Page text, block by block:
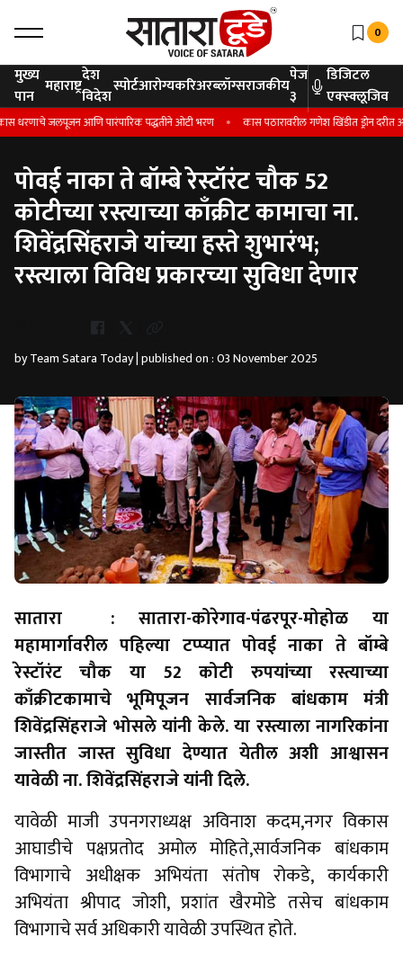
0
मुख्य
पान महाराष्ट्रदेश
विदेशस्पोर्टआरोग्यकरिअरब्लॉग्सराजकीयपेज
३
डिजिटल
एक्स्क्लूजिव
जलपूजन आणि पारंपारिक पद्धतीने ओटी भरण कास पठारावरील गणेश खिंडीत ड्रोन दरीत
पोवई नाका ते बॉम्बे रेस्टॉरंट चौक 52
कोटीच्या रस्त्याच्या काँक्रीट कामाचा ना.
शिवेंद्रसिंहराजे यांच्या हस्ते शुभारंभ;
रस्त्याला विविध प्रकारच्या सुविधा देणार
by Team Satara Today | published on : 03 November 2025
सातारा : सातारा-कोरेगाव-पंढरपूर-मोहोळ या
महामार्गावरील पहिल्या टप्प्यात पोवई नाका ते बॉम्बे
रेस्टॉरंट चौक या 52 कोटी रुपयांच्या रस्त्याच्या
काँक्रीटकामाचे भूमिपूजन सार्वजनिक बांधकाम मंत्री
शिवेंद्रसिंहराजे भोसले यांनी केले. या रस्त्याला नागरिकांना
जास्तीत जास्त सुविधा देण्यात येतील अशी आश्वासन
यावेळी ना. शिवेंद्रसिंहराजे यांनी दिले.
यावेळी माजी उपनगराध्यक्ष अविनाश कदम,नगर विकास
आघाडीचे पक्षप्रतोद अमोल मोहिते,सार्वजनिक बांधकाम
विभागाचे अधीक्षक अभियंता संतोष रोकडे, कार्यकारी
अभियंता श्रीपाद जोशी, प्रशांत खैरमोडे तसेच बांधकाम
विभागाचे सर्व अधिकारी यावेळी उपस्थित होते.